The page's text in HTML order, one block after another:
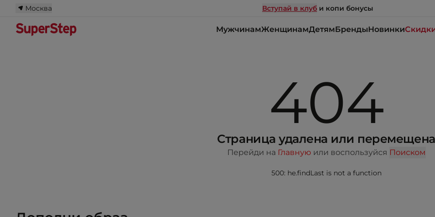
Москва Вступай в клуб и копи бонусы
МужчинамЖенщинамДетямБрендыНовинки
404
Страница удалена или перемещена
Перейди на Главную или воспользуйся Поиском
500: he.findLast is not a function